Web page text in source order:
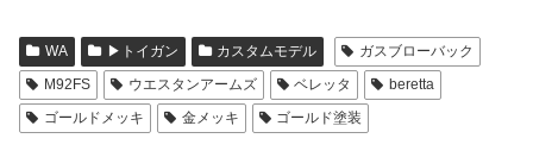
WA ▶トイガン カスタムモデル
ガスブローバック
M92FS
ウエスタンアームズ ベレッタ
beretta
ゴールドメッキ
金メッキ ゴールド塗装